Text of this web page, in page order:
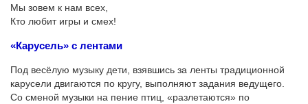
Мы зовем к нам всех,
Кто любит игры и смех!
«Карусель» с лентами
Под весёлую музыку дети, взявшись за ленты традиционной
карусели двигаются по кругу, выполняют задания ведущего.
Со сменой музыки на пение птиц, «разлетаются» по